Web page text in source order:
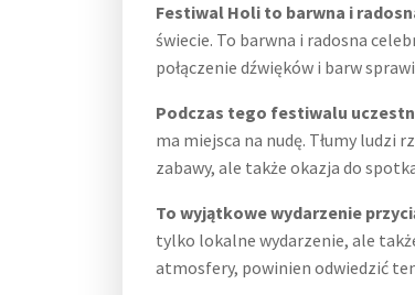
Festiwal Holi to barwna i
świecie. To barwna i radosna
połączenie dźwięków i barw
Podczas tego festiwalu
ma miejsca na nudę. Tłumy
zabawy, ale także okazja do
To wyjątkowe wydarzenie
tylko lokalne wydarzenie, ale
atmosfery, powinien odwiedzić